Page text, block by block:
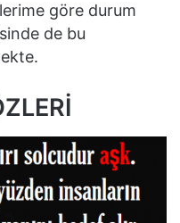
göre durum
de bu